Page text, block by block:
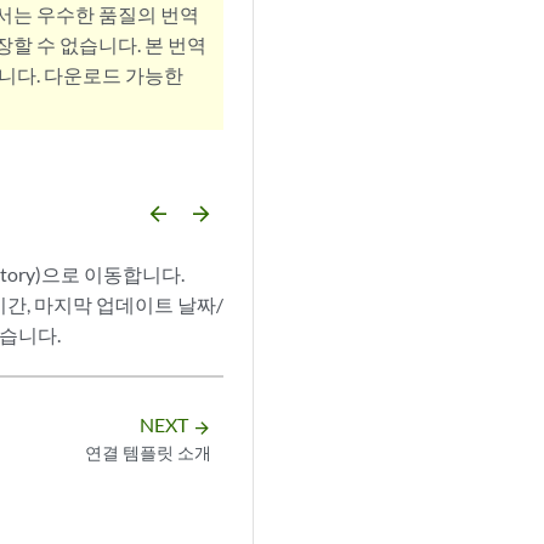
는 우수한 품질의 번역
할 수 없습니다. 본 번역
다. 다운로드 가능한
arrow_backward arrow_forward
으로 이동합니다.
간, 마지막 업데이트 날짜/
니다.
NEXT arrow_forward
연결 템플릿 소개